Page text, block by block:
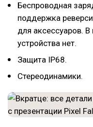
Беспроводная
поддержка
для аксессуаров.
устройства нет.
Защита IP68.
Стереодинамики.